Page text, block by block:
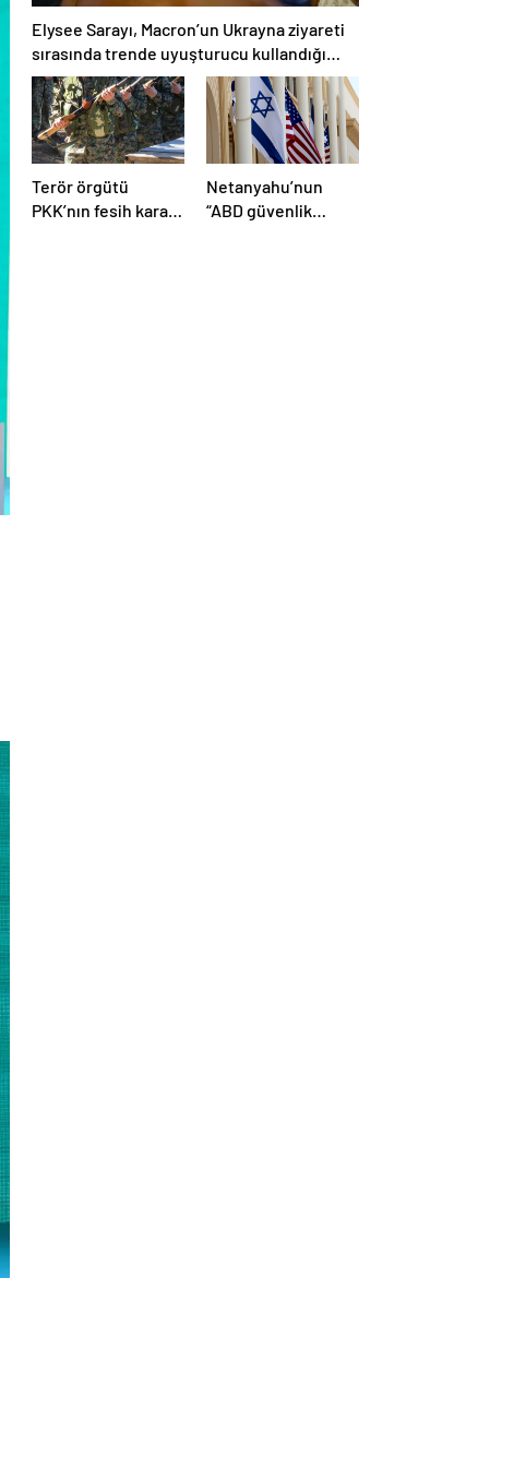
Elysee Sarayı, Macron’un Ukrayna ziyareti
sırasında trende uyuşturucu kullandığı
iddiasını yalanladı
Terör örgütü
PKK’nın fesih kararı
Netanyahu’nun
“ABD güvenlik